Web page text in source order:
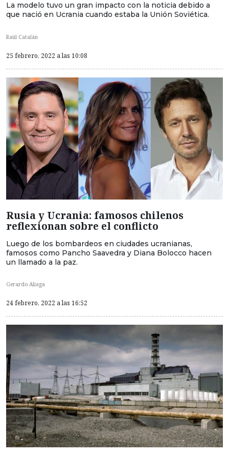
La modelo tuvo un gran impacto con la noticia debido a
que nació en Ucrania cuando estaba la Unión Soviética.
Raúl Catalán
25 febrero, 2022 a las 10:08
Rusia y Ucrania: famosos chilenos
reflexionan sobre el conflicto
Luego de los bombardeos en ciudades ucranianas,
famosos como Pancho Saavedra y Diana Bolocco hacen
un llamado a la paz.
Gerardo Aliaga
24 febrero, 2022 a las 16:52